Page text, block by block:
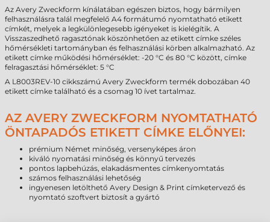
Az Avery Zweckform kínálatában egészen biztos, hogy bármilyen
felhasználásra talál megfelelő A4 formátumó nyomtatható etikett
címkét, melyek a legkülönlegesebb igényeket is kielégítik. A
Visszaszedhető ragasztónak köszönhetően az etikett címke széles
hőmérsékleti tartományban és felhasználási körben alkalmazható. Az
etikett címke működési hőmérséklet: -20 °C és 80 °C között, címke
felragasztási hőmérséklet: 5 °C
A L8003REV-10 cikkszámú Avery Zweckform termék dobozában 40
etikett címke található és a csomag 10 ívet tartalmaz.
AZ AVERY ZWECKFORM NYOMTATHATÓ
ÖNTAPADÓS ETIKETT CÍMKE ELŐNYEI:
prémium Német minőség, versenyképes áron
kiváló nyomatási minőség és könnyű tervezés
pontos lapbehúzás, elakadásmentes címkenyomtatás
számos felhasználási lehetőség
ingyenesen letölthető Avery Design & Print címketervező és
nyomtató szoftvert biztosít a gyártó